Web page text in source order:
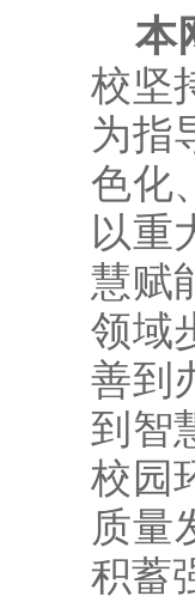
本
校坚
为指
色化
以重
慧赋
领域
善到
到智
校园
质量
积蓄